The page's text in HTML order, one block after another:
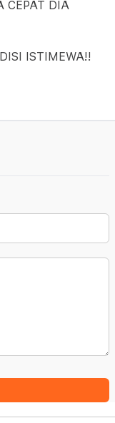
CEPAT DIA
ISTIMEWA!!